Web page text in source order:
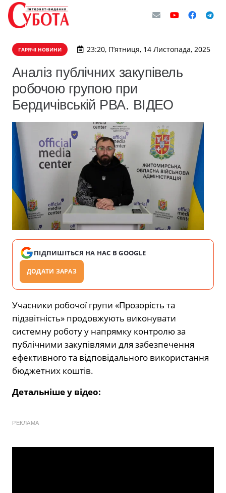
ГАРЯЧІ НОВИНИ 23:20, П’ятниця, 14 Листопада, 2025
Аналіз публічних закупівель
робочою групою при
Бердичівській РВА. ВІДЕО
ПІДПИШІТЬСЯ НА НАС В GOOGLE
ДОДАТИ ЗАРАЗ
Учасники робочої групи «Прозорість та
підзвітність» продовжують виконувати
системну роботу у напрямку контролю за
публічними закупівлями для забезпечення
ефективного та відповідального використання
бюджетних коштів.
Детальніше у відео:
РЕКЛАМА